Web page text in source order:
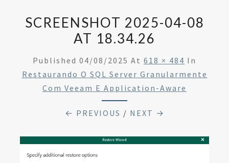
SCREENSHOT 2025-04-08
AT 18.34.26
Published 04/08/2025 At 618 × 484 In
Restaurando O SQL Server Granularmente
Com Veeam E Application-Aware
← PREVIOUS / NEXT →